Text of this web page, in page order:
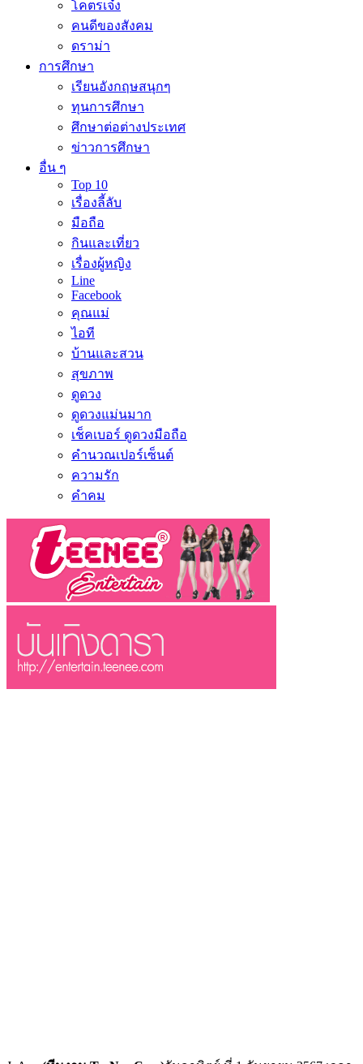
โคตรเจ๋ง
คนดีของสังคม
ดราม่า
การศึกษา
เรียนอังกฤษสนุกๆ
ทุนการศึกษา
ศึกษาต่อต่างประเทศ
ข่าวการศึกษา
อื่น ๆ
Top 10
เรื่องลี้ลับ
มือถือ
กินและเที่ยว
เรื่องผู้หญิง
Line
Facebook
คุณแม่
ไอที
บ้านและสวน
สุขภาพ
ดูดวง
ดูดวงแม่นมาก
เช็คเบอร์ ดูดวงมือถือ
คำนวณเปอร์เซ็นต์
ความรัก
คำคม